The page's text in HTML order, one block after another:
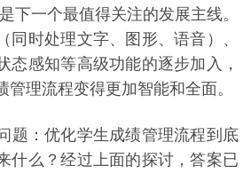
下一个最值得关注的发展主线。
同时处理文字、图形、语音）、
态感知等高级功能的逐步加入，
管理流程变得更加智能和全面。
：优化学生成绩管理流程到底
什么？经过上面的探讨，答案已